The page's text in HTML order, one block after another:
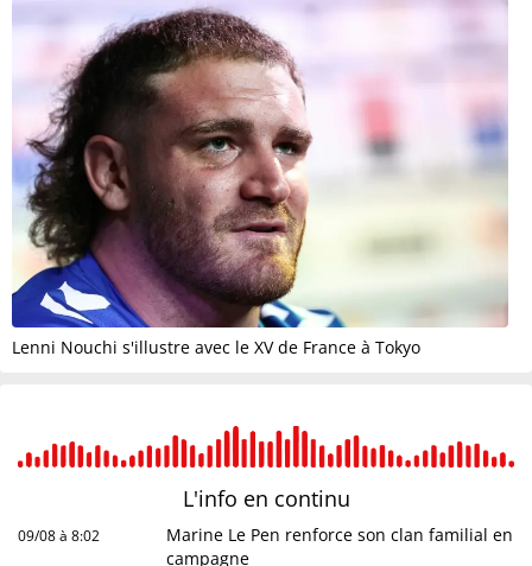
Lenni Nouchi s'illustre avec le XV de France à Tokyo
L'info en continu
09/08 à 8:02
Marine Le Pen renforce son clan familial en
campagne